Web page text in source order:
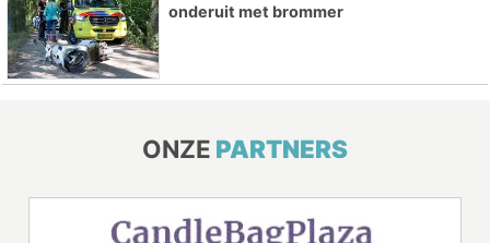
onderuit met brommer
ONZE PARTNERS